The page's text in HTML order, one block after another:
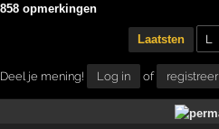
858 opmerkingen
Laatsten
Deel je mening! Log in of registreer